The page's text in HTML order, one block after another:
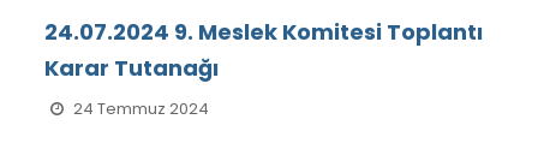
24.07.2024 9. Meslek Komitesi Toplantı
Karar Tutanağı
24 Temmuz 2024